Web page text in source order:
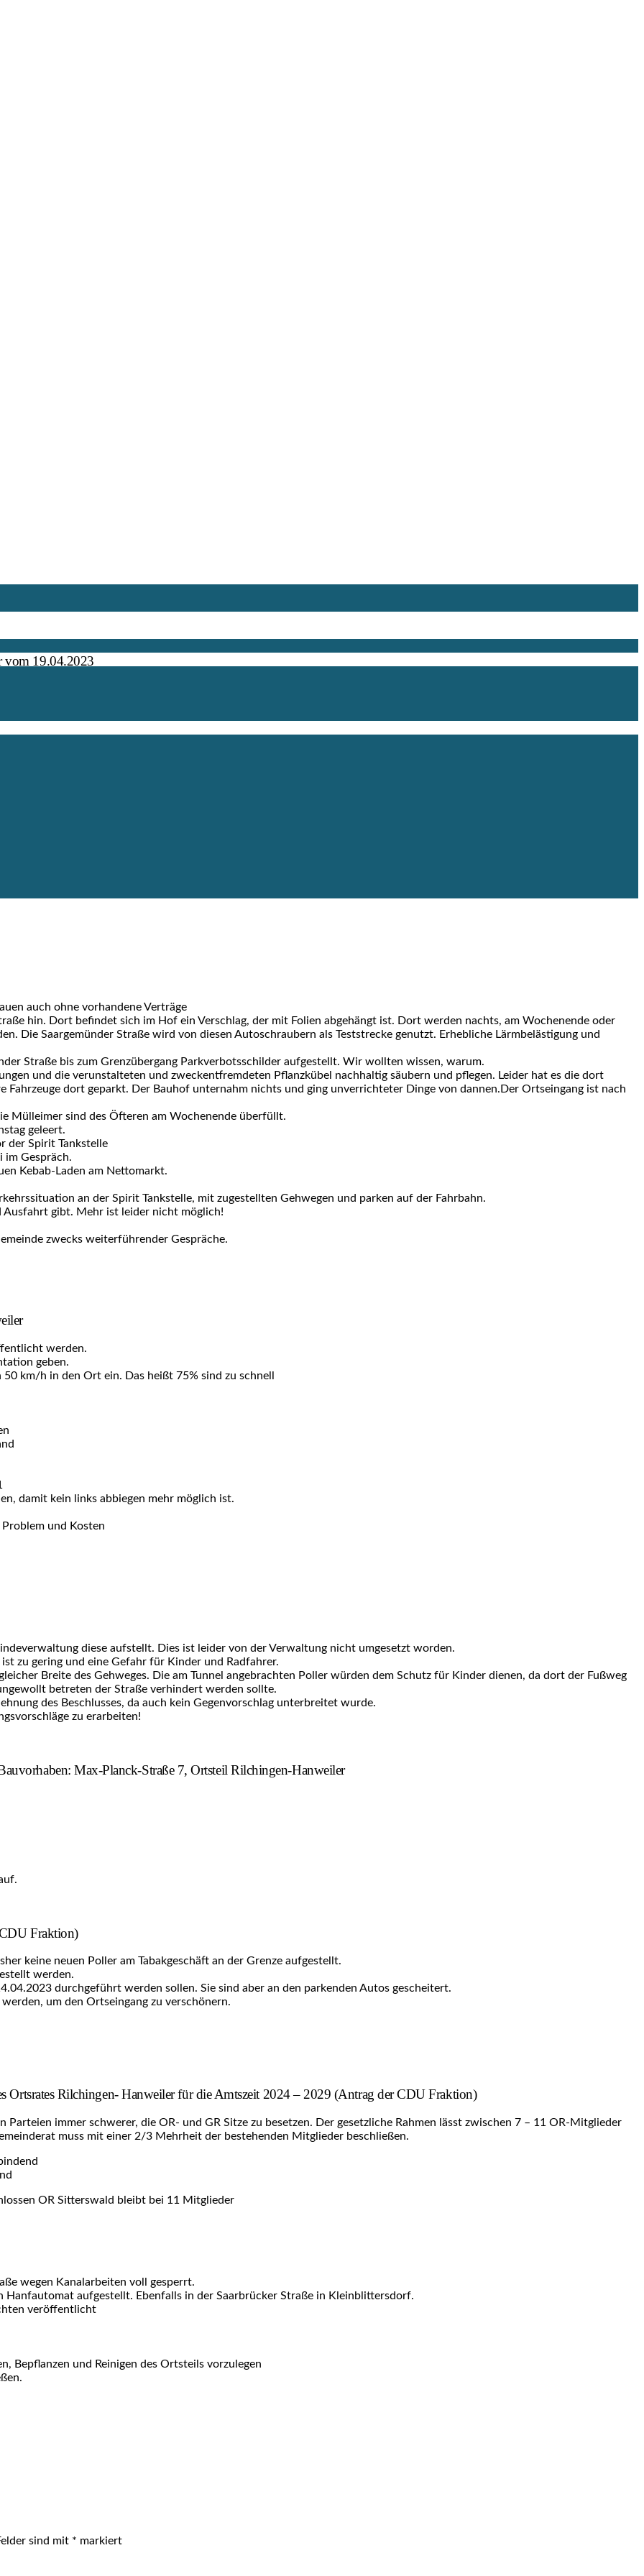
vom 19.04.2023
auch ohne vorhandene Verträge
hin. Dort befindet sich im Hof ein Verschlag, der mit Folien abgehängt ist. Dort werden nachts, am Wochenende oder
Die Saargemünder Straße wird von diesen Autoschraubern als Teststrecke genutzt. Erhebliche Lärmbelästigung und
Straße bis zum Grenzübergang Parkverbotsschilder aufgestellt. Wir wollten wissen, warum.
und die verunstalteten und zweckentfremdeten Pflanzkübel nachhaltig säubern und pflegen. Leider hat es die dort
dort geparkt. Der Bauhof unternahm nichts und ging unverrichteter Dinge von dannen.Der Ortseingang ist nach
Mülleimer sind des Öfteren am Wochenende überfüllt.
geleert.
der Spirit Tankstelle
im Gespräch.
Kebab-Laden am Nettomarkt.
an der Spirit Tankstelle, mit zugestellten Gehwegen und parken auf der Fahrbahn.
Ausfahrt gibt. Mehr ist leider nicht möglich!
zwecks weiterführender Gespräche.
werden.
geben.
km/h in den Ort ein. Das heißt 75% sind zu schnell
damit kein links abbiegen mehr möglich ist.
und Kosten
diese aufstellt. Dies ist leider von der Verwaltung nicht umgesetzt worden.
zu gering und eine Gefahr für Kinder und Radfahrer.
Breite des Gehweges. Die am Tunnel angebrachten Poller würden dem Schutz für Kinder dienen, da dort der Fußweg
betreten der Straße verhindert werden sollte.
des Beschlusses, da auch kein Gegenvorschlag unterbreitet wurde.
zu erarbeiten!
Max-Planck-Straße 7, Ortsteil Rilchingen-Hanweiler
Fraktion)
keine neuen Poller am Tabakgeschäft an der Grenze aufgestellt.
werden.
durchgeführt werden sollen. Sie sind aber an den parkenden Autos gescheitert.
um den Ortseingang zu verschönern.
Ortsrates Rilchingen- Hanweiler für die Amtszeit 2024 – 2029 (Antrag der CDU Fraktion)
immer schwerer, die OR- und GR Sitze zu besetzen. Der gesetzliche Rahmen lässt zwischen 7 – 11 OR-Mitglieder
muss mit einer 2/3 Mehrheit der bestehenden Mitglieder beschließen.
OR Sitterswald bleibt bei 11 Mitglieder
wegen Kanalarbeiten voll gesperrt.
aufgestellt. Ebenfalls in der Saarbrücker Straße in Kleinblittersdorf.
veröffentlicht
Bepflanzen und Reinigen des Ortsteils vorzulegen
sind mit * markiert